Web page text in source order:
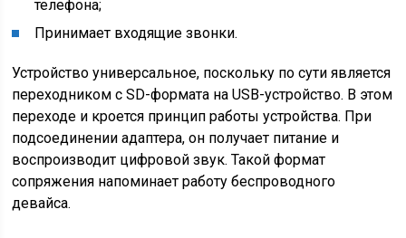
телефона;
Принимает входящие звонки.
Устройство универсальное, поскольку по сути является
переходником с SD-формата на USB-устройство. В этом
переходе и кроется принцип работы устройства. При
подсоединении адаптера, он получает питание и
воспроизводит цифровой звук. Такой формат
сопряжения напоминает работу беспроводного
девайса.